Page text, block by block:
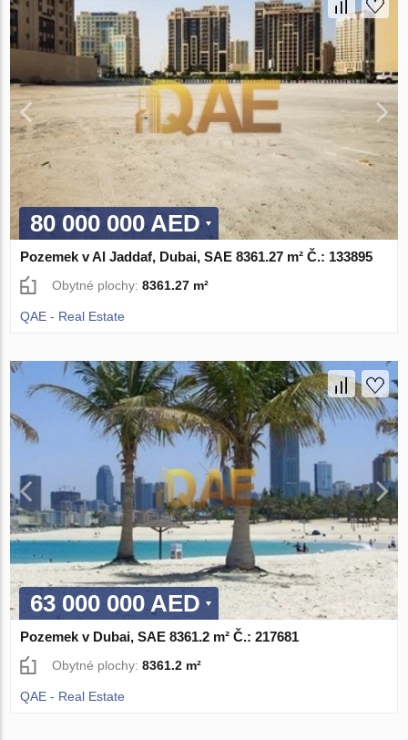
80 000 000 AED
Pozemek v Al Jaddaf, Dubai, SAE 8361.27 m² Č.: 133895
Obytné plochy:8361.27 m²
QAE - Real Estate
63 000 000 AED
Pozemek v Dubai, SAE 8361.2 m² Č.: 217681
Obytné plochy:8361.2 m²
QAE - Real Estate